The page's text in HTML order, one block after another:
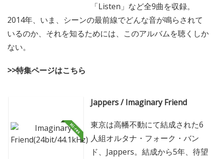
「Listen」など全9曲を収録。
2014年、いま、シーンの最前線でどんな音が鳴らされて
いるのか、それを知るためには、このアルバムを聴くしか
ない。
>>特集ページはこちら
Jappers / Imaginary Friend
東京は高幡不動にて結成された6
人組オルタナ・フォーク・バン
ド、Jappers。結成から5年、待望